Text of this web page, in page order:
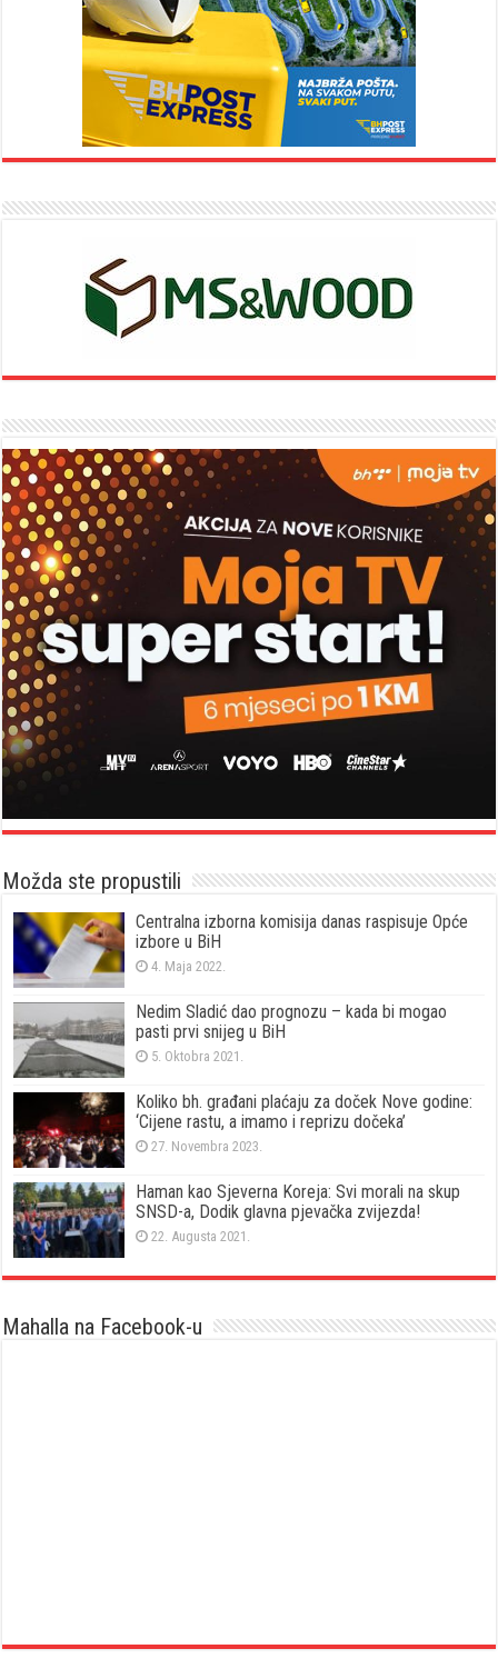
Možda ste propustili
Centralna izborna komisija danas raspisuje Opće
izbore u BiH
4. Maja 2022.
Nedim Sladić dao prognozu – kada bi mogao
pasti prvi snijeg u BiH
5. Oktobra 2021.
Koliko bh. građani plaćaju za doček Nove godine:
‘Cijene rastu, a imamo i reprizu dočeka’
27. Novembra 2023.
Haman kao Sjeverna Koreja: Svi morali na skup
SNSD-a, Dodik glavna pjevačka zvijezda!
22. Augusta 2021.
Mahalla na Facebook-u